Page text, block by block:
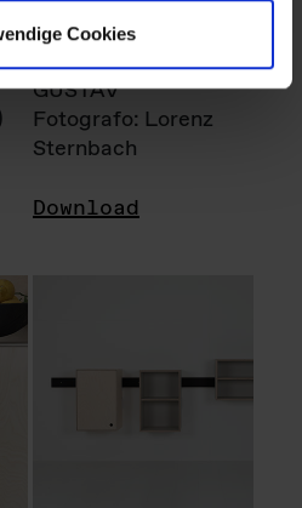
Cookies
GUSTAV
Fotografo: Lorenz
Sternbach
Download